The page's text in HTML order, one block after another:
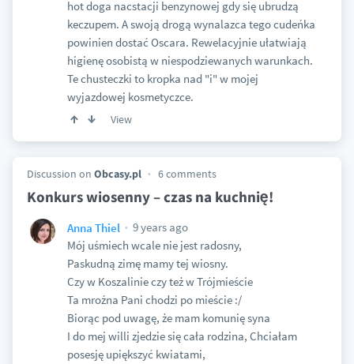
hot doga nacstacji benzynowej gdy się ubrudzą
keczupem. A swoją drogą wynalazca tego cudeńka
powinien dostać Oscara. Rewelacyjnie ułatwiają
higienę osobistą w niespodziewanych warunkach.
Te chusteczki to kropka nad "i" w mojej
wyjazdowej kosmetyczce.
View
Discussion on Obcasy.pl 6 comments
Konkurs wiosenny – czas na kuchnię!
Anna Thiel
9 years ago
Mój uśmiech wcale nie jest radosny,
Paskudną zimę mamy tej wiosny.
Czy w Koszalinie czy też w Trójmieście
Ta mroźna Pani chodzi po mieście :/
Biorąc pod uwagę, że mam komunię syna
I do mej willi zjedzie się cała rodzina, Chciałam
posesję upiększyć kwiatami,